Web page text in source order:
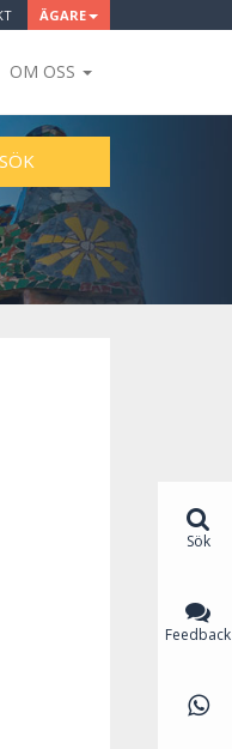
ÄGARE
OM OSS
SÖK
Sök
Feedback